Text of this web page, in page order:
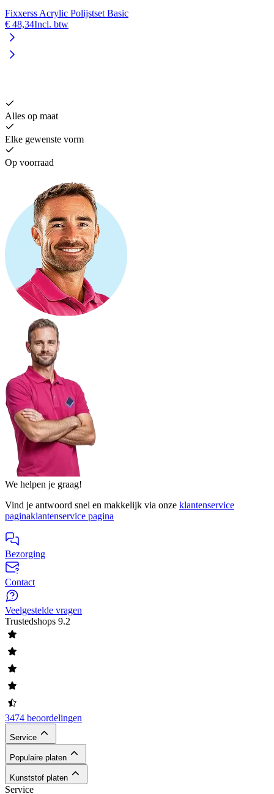
Fixxerss Acrylic Polijstset Basic
€ 48,34Incl. btw
Alles op maat
Elke gewenste vorm
Op voorraad
We helpen je graag!
Vind je antwoord snel en makkelijk via onze klantenservice
paginaklantenservice pagina
Bezorging
Contact
Veelgestelde vragen
Trustedshops 9.2
3474 beoordelingen
Service
Populaire platen
Kunststof platen
Service